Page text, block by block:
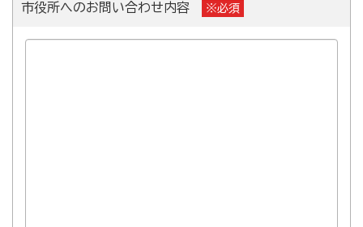
市役所へのお問い合わせ内容 ※必須